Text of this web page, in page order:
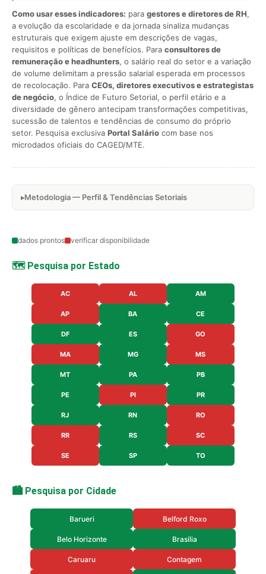
Como usar esses indicadores: para gestores e diretores de RH,
a evolução da escolaridade e da jornada sinaliza mudanças
estruturais que exigem ajuste em descrições de vagas,
requisitos e políticas de benefícios. Para consultores de
remuneração e headhunters, o salário real do setor e a variação
de volume delimitam a pressão salarial esperada em processos
de recolocação. Para CEOs, diretores executivos e estrategistas
de negócio, o Índice de Futuro Setorial, o perfil etário e a
diversidade de gênero antecipam transformações competitivas,
sucessão de talentos e tendências de consumo do próprio
setor. Pesquisa exclusiva Portal Salário com base nos
microdados oficiais do CAGED/MTE.
Metodologia — Perfil & Tendências Setoriais
dados prontos verificar disponibilidade
🗺️ Pesquisa por Estado
AC AL AM
AP BA CE
DF ES GO
MA MG MS
MT PA PB
PE PI PR
RJ RN RO
RR RS SC
SE SP TO
🏙️ Pesquisa por Cidade
Barueri Belford Roxo
Belo Horizonte Brasília
Caruaru Contagem